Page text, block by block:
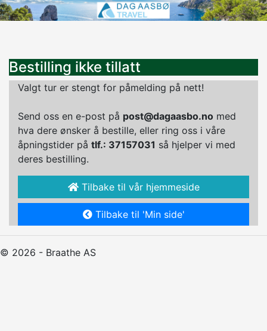
Bestilling ikke tillatt
Valgt tur er stengt for påmelding på nett!
Send oss en e-post på post@dagaasbo.no med
hva dere ønsker å bestille, eller ring oss i våre
åpningstider på tlf.: 37157031 så hjelper vi med
deres bestilling.
Tilbake til vår hjemmeside
Tilbake til 'Min side'
© 2026 - Braathe AS